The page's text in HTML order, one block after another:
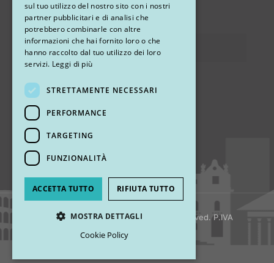
via Sandro Pertini 26, 67051 Avezzano (AQ)
Ci trovi
© 2018 My Rhinoplasty. All Rights Reserved. P.IVA
sul tuo utilizzo del nostro sito con i nostri
partner pubblicitari e di analisi che
potrebbero combinarle con altre
informazioni che hai fornito loro o che
hanno raccolto dal tuo utilizzo dei loro
servizi. Leggi di più
STRETTAMENTE NECESSARI
PERFORMANCE
TARGETING
FUNZIONALITÀ
ACCETTA TUTTO RIFIUTA TUTTO
MOSTRA DETTAGLI
Strettamente necessari Performance
Cookie Policy